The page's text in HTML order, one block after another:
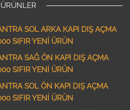
ÜRÜNLER
SOL ARKA KAPI DIŞ AÇMA
SIFIR YENİ ÜRÜN
SAĞ ÖN KAPI DIŞ AÇMA
SIFIR YENİ ÜRÜN
SOL ÖN KAPI DIŞ AÇMA
SIFIR YENİ ÜRÜN